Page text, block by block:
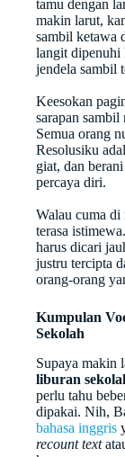
tamu dengan
makin larut,
sambil ketawa
langit dipenuhi
jendela sambil
Keesokan
sarapan
Semua orang
Resolusiku
giat, dan
percaya diri.
Walau cuma di
terasa
harus dicari
justru tercipta
orang-orang
Kumpulan
Sekolah
Supaya makin
liburan
perlu tahu
dipakai. Nih,
bahasa inggris
recount text